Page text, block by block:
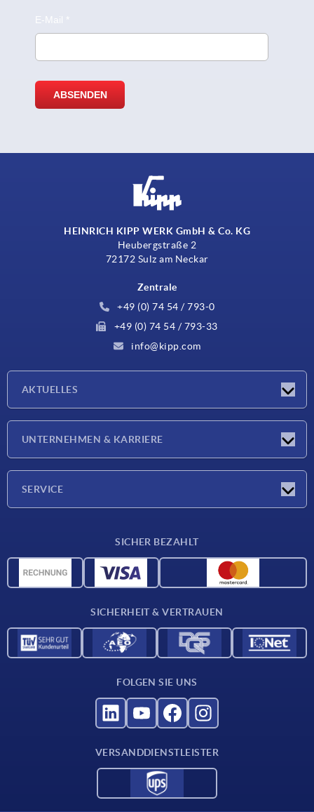
HEINRICH KIPP WERK GmbH & Co. KG
Heubergstraße 2
72172 Sulz am Neckar
Zentrale
+49 (0) 74 54 / 793-0
+49 (0) 74 54 / 793-33
info@kipp.com
AKTUELLES
Presseberichte
UNTERNEHMEN & KARRIERE
SERVICE
Werkstoffübersicht
SICHER BEZAHLT
SICHERHEIT & VERTRAUEN
FOLGEN SIE UNS
VERSANDDIENSTLEISTER